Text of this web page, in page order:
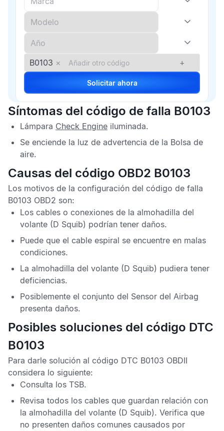
B0103 × +
Solicitar ahora
Síntomas del código de falla B0103
Lámpara Check Engine iluminada.
Se enciende la luz de advertencia de la Bolsa de
aire.
Causas del código OBD2 B0103
Los motivos de la configuración del código de falla
B0103 OBD2 son:
Los cables o conexiones de la almohadilla del
volante (D Squib) podrían tener daños.
Puede que el cable espiral se encuentre en malas
condiciones.
La almohadilla del volante (D Squib) pudiera tener
deficiencias.
Posiblemente el conjunto del Sensor del Airbag
presenta daños.
Posibles soluciones del código DTC
B0103
Para darle solución al código DTC B0103 OBDII
considera lo siguiente:
Consulta los TSB.
Revisa todos los cables que guardan relación con
la almohadilla del volante (D Squib). Verifica que
no presenten daños comunes causados por